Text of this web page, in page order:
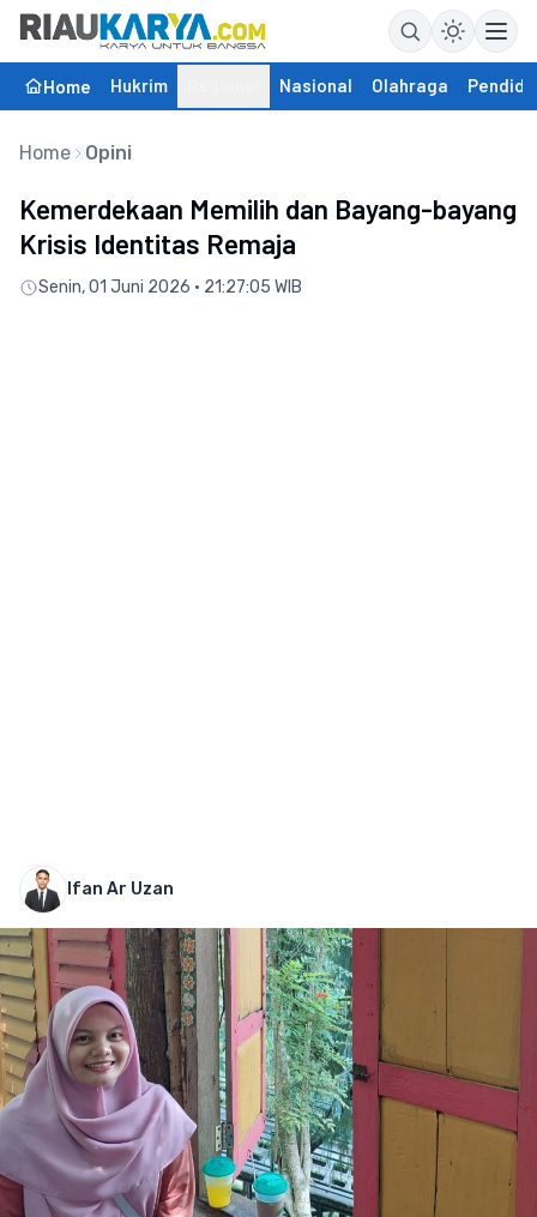
Home Hukrim Nasional Olahraga
Home Opini
Kemerdekaan Memilih dan Bayang-bayang
Krisis Identitas Remaja
Senin, 01 Juni 2026 • 21:27:05 WIB
Ifan Ar Uzan